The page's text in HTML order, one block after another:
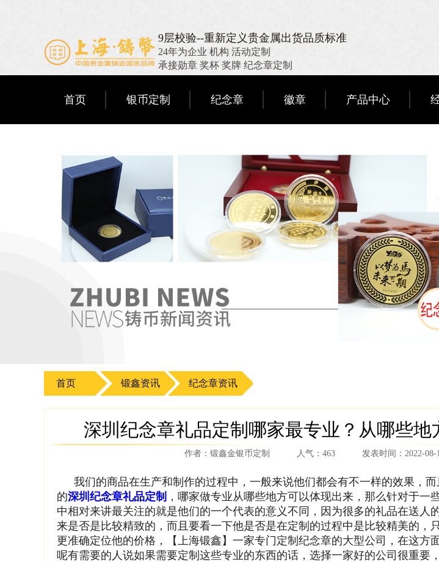
9层校验--重新定义贵金属出货品质标准
24年为企业 机构 活动定制
承接勋章 奖杯 奖牌 纪念章定制
首页 银币定制 纪念章 徽章 产品中心
首页 锻鑫资讯 纪念章资讯
深圳纪念章礼品定制哪家最专业？从哪些地
作者： 锻鑫金银币定制 人气： 463 发表时间： 2022-08-
我们的商品在生产和制作的过程中，一般来说他们都会有不一样的效果，
的深圳纪念章礼品定制 ，哪家做专业从哪些地方可以体现出来，那么针对于一
中相对来讲最关注的就是他们的一个代表的意义不同，因为很多的礼品在送人
来是否是比较精致的，而且要看一下他是否是在定制的过程中是比较精美的，
更准确定位他的价格，【上海锻鑫】一家专门定制纪念章的大型公司，在这方
呢有需要的人说如果需要定制这些专业的东西的话，选择一家好的公司很重要